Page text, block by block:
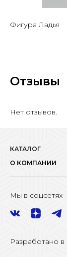
Фигура Ладья
Отзывы
Нет отзывов.
КАТАЛОГ
О КОМПАНИИ
Мы в соцсетях
Разработано в